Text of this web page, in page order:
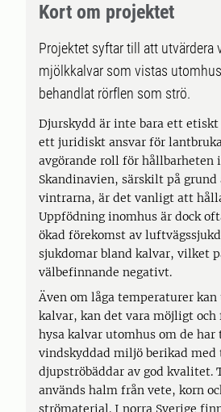
Kort om projektet
Projektet syftar till att utvärdera
mjölkkalvar som vistas
behandlat rörflen som strö.
Djurskydd är inte bara ett etiskt
ett juridiskt ansvar för
avgörande roll för hållbarheten
Skandinavien, särskilt på grund
vintrarna, är det vanligt att
Uppfödning inomhus är dock
ökad förekomst av
sjukdomar bland kalvar, vilket
välbefinnande negativt.
Även om låga temperaturer
kalvar, kan det vara möjligt
hysa kalvar utomhus om de
vindskyddad miljö berikad med
djupströbäddar av god
används halm från vete, korn
strömaterial. I norra Sverige